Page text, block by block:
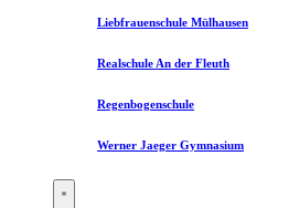
Liebfrauenschule Mülhausen​
Realschule An der Fleuth
Regenbogenschule
Werner Jaeger Gymnasium